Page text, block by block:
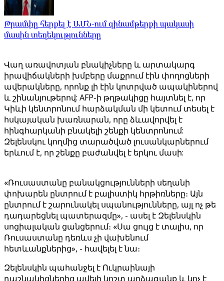
Թրամփը հերքել է ԱՄՆ-ում զինամթերքի պակասի
մասին տեղեկությունները
Վաղ առավոտյան բնակիչները և արտակարգ
իրավիճակների խմբերը մաքրում էին փողոցների
ավերակները, որոնք լի էին կոտրված ապակիներով
և շինանյութերով: AFP-ի թղթակիցը հայտնել է, որ
Կիևի կենտրոնում հարձակման մի կետում տեսել է
հսկայական խառնարան, որը ձևավորվել է
հինգհարկանի բնակելի շենքի կենտրոնում:
Զելենսկու կողմից տարածված լուսանկարներում
երևում է, որ շենքը բաժանվել է երկու մասի:
«Ռուսաստանը բանակցությունների սեղանի
փոխարեն ընտրում է բալիստիկ հրթիռները։ Այն
ընտրում է շարունակել սպանությունները, այլ ոչ թե
դադարեցնել պատերազմը», - ասել է Զելենսկին
սոցիալական ցանցերում։ «Սա ցույց է տալիս, որ
Ռուսաստանը դեռևս չի վախենում
հետևանքներից», - հավելել է նա։
Զելենսկին պահանջել է Ուկրաինայի
դաշնակիցներից ավելի կոշտ արձագանք և կոչ է